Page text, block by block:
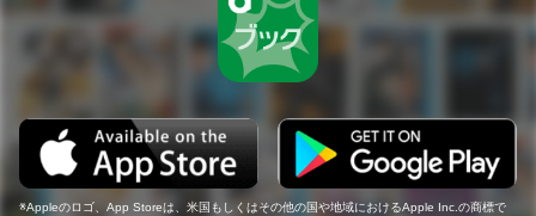
Appleのロゴ、App Storeは、米国もしくはその他の国や地域におけるApple Inc.の商標で